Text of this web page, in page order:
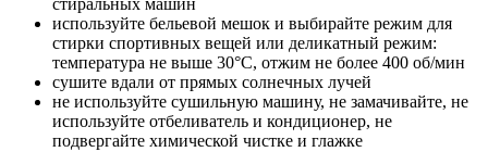
стиральных машин
используйте бельевой мешок и выбирайте режим для
стирки спортивных вещей или деликатный режим:
температура не выше 30°С, отжим не более 400 об/мин
сушите вдали от прямых солнечных лучей
не используйте сушильную машину, не замачивайте, не
используйте отбеливатель и кондиционер, не
подвергайте химической чистке и глажке